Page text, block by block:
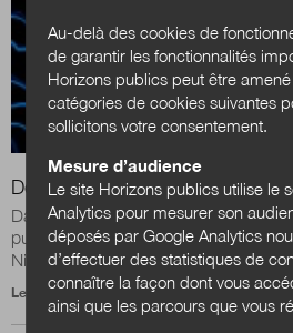
Déconfiner l’action publique en
Dans cet article je voudrais
publique antifragile, en référence au
Nicholas Taleb. Après...
Le 18 juin 2020
Au-delà des cookies de
de garantir les fonctionnalités
Horizons publics peut être
catégories de cookies suivantes
sollicitons votre consentement.
Mesure d’audience
Le site Horizons publics utilise le
Analytics pour mesurer son
déposés par Google Analytics
d’effectuer des statistiques de
connaître la façon dont vous
ainsi que les parcours que vous